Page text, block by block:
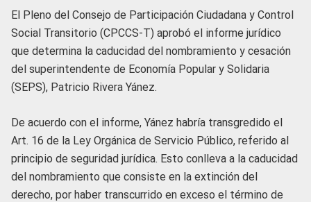
El Pleno del Consejo de Participación Ciudadana y Control
Social Transitorio (CPCCS-T) aprobó el informe jurídico
que determina la caducidad del nombramiento y cesación
del superintendente de Economía Popular y Solidaria
(SEPS), Patricio Rivera Yánez.
De acuerdo con el informe, Yánez habría transgredido el
Art. 16 de la Ley Orgánica de Servicio Público, referido al
principio de seguridad jurídica. Esto conlleva a la caducidad
del nombramiento que consiste en la extinción del
derecho, por haber transcurrido en exceso el término de